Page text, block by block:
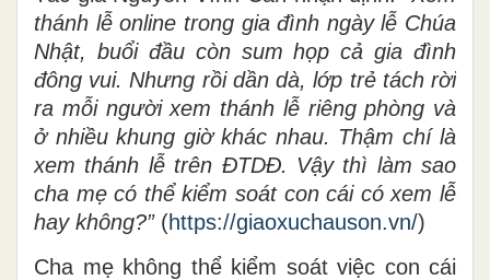
thánh lễ online trong gia đình ngày lễ Chúa
Nhật, buổi đầu còn sum họp cả gia đình
đông vui. Nhưng rồi dần dà, lớp trẻ tách rời
ra mỗi người xem thánh lễ riêng phòng và
ở nhiều khung giờ khác nhau. Thậm chí là
xem thánh lễ trên ĐTDĐ. Vậy thì làm sao
cha mẹ có thể kiểm soát con cái có xem lễ
hay không?”(https://giaoxuchauson.vn/)
Cha mẹ không thể kiểm soát việc con cái